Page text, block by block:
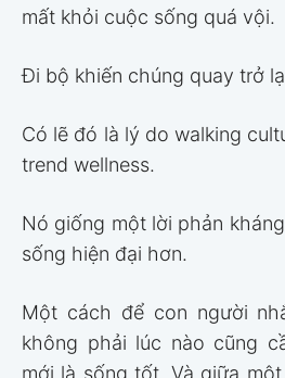
mất khỏi cuộc sống quá vội.
Đi bộ khiến chúng quay trở
Có lẽ đó là lý do walking
trend wellness.
Nó giống một lời phản
sống hiện đại hơn.
Một cách để con người
không phải lúc nào cũng
mới là sống tốt. Và giữa